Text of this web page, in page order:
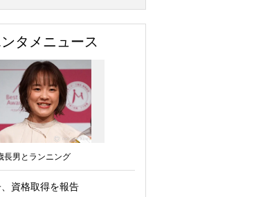
タメニュース
長男とランニング
資格取得を報告